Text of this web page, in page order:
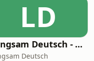
QueLD
Langsam Deutsch - Deutsch lernen
Deutsch